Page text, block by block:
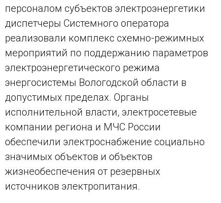
персоналом субъектов электроэнергетики
диспетчеры Системного оператора
реализовали комплекс схемно-режимных
мероприятий по поддержанию параметров
электроэнергетического режима
энергосистемы Вологодской области в
допустимых пределах. Органы
исполнительной власти, электросетевые
компании региона и МЧС России
обеспечили электроснабжение социально
значимых объектов и объектов
жизнеобеспечения от резервных
источников электропитания.